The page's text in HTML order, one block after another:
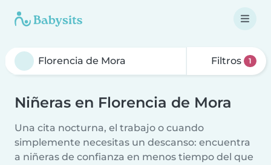
Filtros 1
Niñeras en Florencia de Mora
Una cita nocturna, el trabajo o cuando
simplemente necesitas un descanso: encuentra
a niñeras de confianza en menos tiempo del que